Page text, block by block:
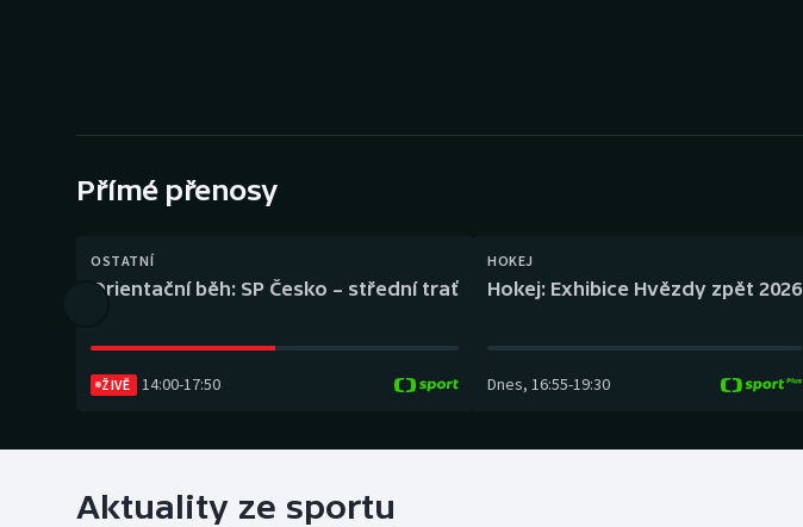
Gymnastika Plážový volejbal
Přímé přenosy
OSTATNÍ
Orientační běh: SP Česko – střední trať
ŽIVĚ 14:00-17:50
HOKEJ
Hokej: Exhibice Hvězdy zpět 2026
Dnes, 16:55-19:30
Aktuality ze sportu